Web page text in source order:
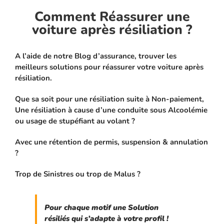
Comment Réassurer une
voiture après résiliation ?
A l’aide de notre Blog d’assurance, trouver les
meilleurs solutions pour réassurer votre voiture après
résiliation.
Que sa soit pour une résiliation suite à Non-paiement,
Une résiliation à cause d’une conduite sous Alcoolémie
ou usage de stupéfiant au volant ?
Avec une rétention de permis, suspension & annulation
?
Trop de Sinistres ou trop de Malus ?
Pour chaque motif une Solution
résiliés qui s’adapte à votre profil !